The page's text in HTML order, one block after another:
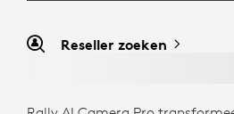
Reseller zoeken